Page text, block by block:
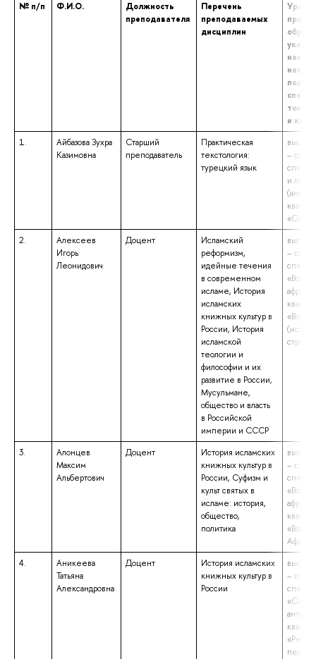
№ п/п Ф.И.О.
Должность
преподавателя
Перечень
преподаваемых
дисциплин
том
и
1.
Айбазова Зухра
Казимовна
Старший
преподаватель
Практическая
текстология:
турецкий язык
–
и
2.
Алексеев
Игорь
Леонидович
Доцент
Исламский
реформизм,
идейные течения
в современном
исламе, История
исламских
книжных культур в
России, История
исламской
теологии и
философии и их
развитие в России,
Мусульмане,
общество и власть
в Российской
империи и СССР
–
стран)»
3.
Алонцев
Максим
Альбертович
Доцент
История исламских
книжных культур в
России, Суфизм и
культ святых в
исламе: история,
общество,
политика
–
4.
Аникеева
Татьяна
Александровна
Доцент
История исламских
книжных культур в
России
–